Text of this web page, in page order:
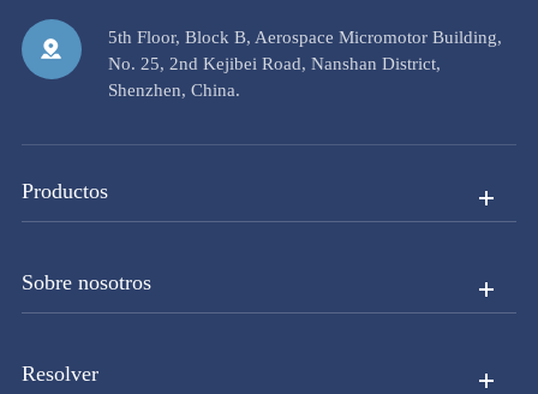
5th Floor, Block B, Aerospace Micromotor Building,
No. 25, 2nd Kejibei Road, Nanshan District,
Shenzhen, China.
Productos
Sobre nosotros
Resolver